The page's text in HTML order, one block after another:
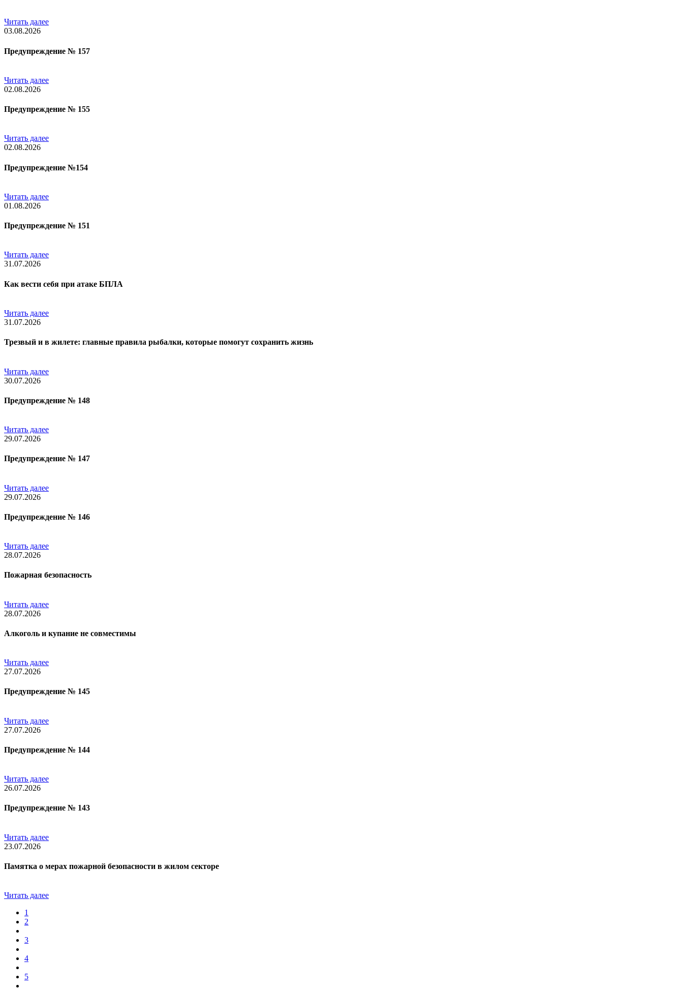
Читать далее
03.08.2026
Предупреждение № 157
Читать далее
02.08.2026
Предупреждение № 155
Читать далее
02.08.2026
Предупреждение №154
Читать далее
01.08.2026
Предупреждение № 151
Читать далее
31.07.2026
Как вести себя при атаке БПЛА
Читать далее
31.07.2026
Трезвый и в жилете: главные правила рыбалки, которые помогут сохранить жизнь
Читать далее
30.07.2026
Предупреждение № 148
Читать далее
29.07.2026
Предупреждение № 147
Читать далее
29.07.2026
Предупреждение № 146
Читать далее
28.07.2026
Пожарная безопасность
Читать далее
28.07.2026
Алкоголь и купание не совместимы
Читать далее
27.07.2026
Предупреждение № 145
Читать далее
27.07.2026
Предупреждение № 144
Читать далее
26.07.2026
Предупреждение № 143
Читать далее
23.07.2026
Памятка о мерах пожарной безопасности в жилом секторе
Читать далее
1
2
3
4
5